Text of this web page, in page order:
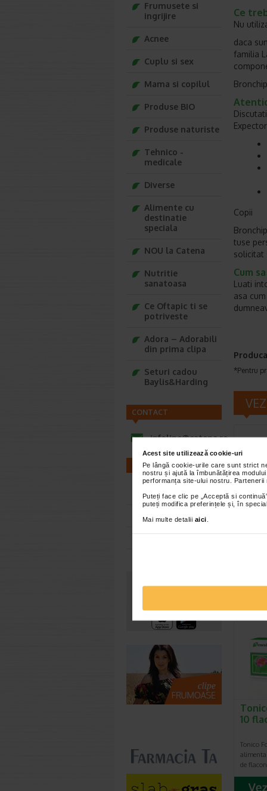
Acest site utilizează cookie-uri
Pe lângă cookie-urile care sunt strict
nostru și ajută la îmbunătățirea
performanța site-ului nostru.
Puteți face clic pe „Acceptă si
puteți modifica preferințele și, în
Mai multe detalii aici
Ce
Nu
daca
familia
Copii
tuse
solicitat
Cum
Luati
asa
*Pentru
10
Tonico
de
Frumusete si
ingrijire
Acnee
Cuplu si sex
Mama si copilul
Produse BIO
Produse naturiste
Tehnico -
medicale
Diverse
Alimente cu
destinatie
speciala
NOU la Catena
Nutritie
sanatoasa
Ce Oftapic ti se
potriveste
Adora – Adorabili
din prima clipa
Seturi cadou
Baylis&Harding
CONTACT
infoline@catena.ro
FARMACII
Farmacii NON-STOP
Farmacii FIV